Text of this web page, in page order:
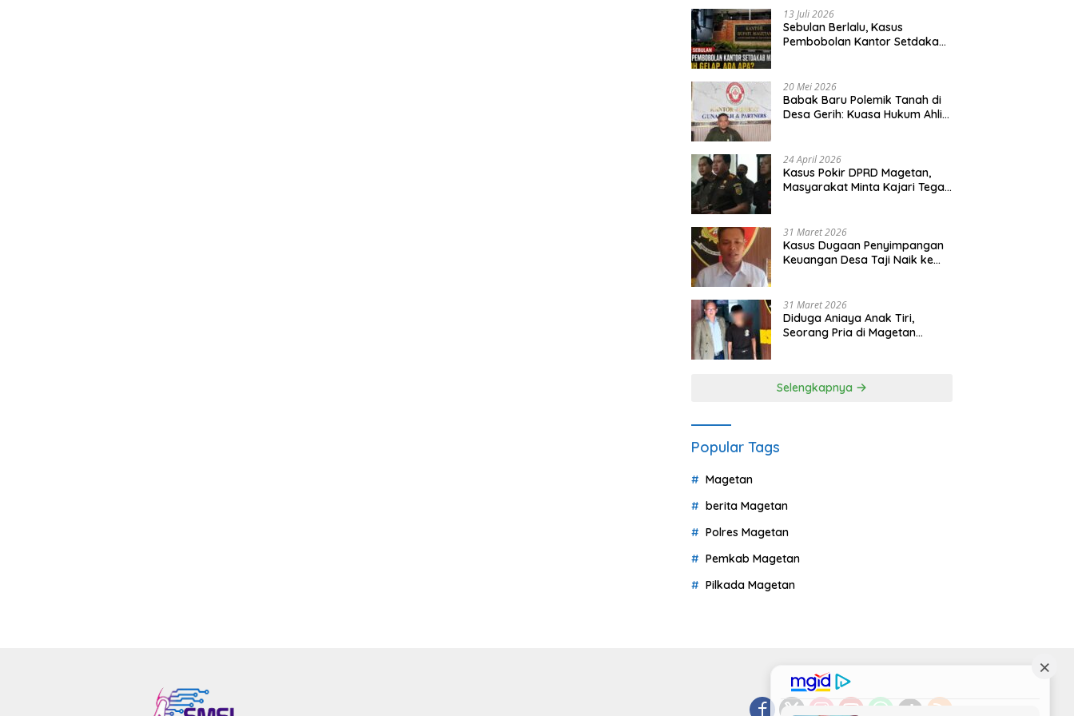
13 Juli 2026
Sebulan Berlalu, Kasus
Pembobolan Kantor Setdakab
20 Mei 2026
Babak Baru Polemik Tanah di
Desa Gerih: Kuasa Hukum Ahli
24 April 2026
Kasus Pokir DPRD Magetan,
Masyarakat Minta Kajari Tegak
31 Maret 2026
Kasus Dugaan Penyimpangan
Keuangan Desa Taji Naik ke
31 Maret 2026
Diduga Aniaya Anak Tiri,
Seorang Pria di Magetan
Selengkapnya
Popular Tags
Magetan
berita Magetan
Polres Magetan
Pemkab Magetan
Pilkada Magetan